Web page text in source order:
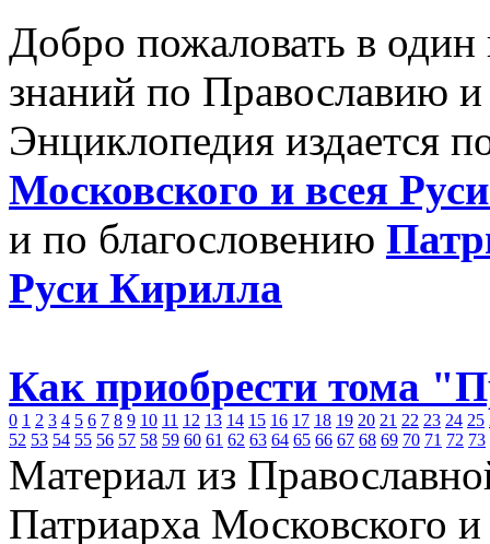
Добро пожаловать в
знаний по Православию
Энциклопедия издается
Московского и всея
и по благословению
Руси Кирилла
Как приобрести тома
0 1 2 3 4 5 6 7 8 9 10 11 12 13 14 15 16 17 18 19 20 21 22 23 24 25
52 53 54 55 56 57 58 59 60 61 62 63 64 65 66 67 68 69 70 71 72 73
Материал из
Патриарха Московского